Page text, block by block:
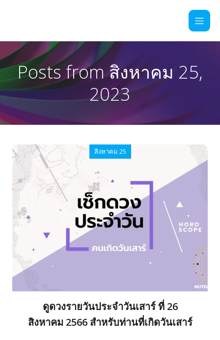
Posts from สิงหาคม 25,
2023
สิงหาคม 25
ดูดวงรายวันประจำวันเสาร์ ที่ 26
สิงหาคม 2566 สำหรับท่านที่เกิดวันเสาร์